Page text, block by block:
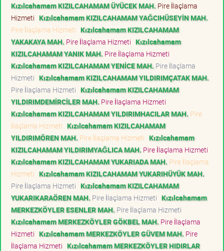
Kızılcahamam KIZILCAHAMAM ÜYÜCEK MAH. Pire İlaçlama
Hizmeti Kızılcahamam KIZILCAHAMAM YAĞCIHÜSEYİN MAH.
Pire İlaçlama Hizmeti Kızılcahamam KIZILCAHAMAM
YAKAKAYA MAH. Pire İlaçlama Hizmeti Kızılcahamam
KIZILCAHAMAM YANIK MAH. Pire İlaçlama Hizmeti
Kızılcahamam KIZILCAHAMAM YENİCE MAH. Pire İlaçlama
Hizmeti Kızılcahamam KIZILCAHAMAM YILDIRIMÇATAK MAH.
Pire İlaçlama Hizmeti Kızılcahamam KIZILCAHAMAM
YILDIRIMDEMİRCİLER MAH. Pire İlaçlama Hizmeti
Kızılcahamam KIZILCAHAMAM YILDIRIMHACILAR MAH. Pire
İlaçlama Hizmeti Kızılcahamam KIZILCAHAMAM
YILDIRIMÖREN MAH. Pire İlaçlama Hizmeti Kızılcahamam
KIZILCAHAMAM YILDIRIMYAĞLICA MAH. Pire İlaçlama Hizmeti
Kızılcahamam KIZILCAHAMAM YUKARIADA MAH. Pire İlaçlama
Hizmeti Kızılcahamam KIZILCAHAMAM YUKARIHÜYÜK MAH.
Pire İlaçlama Hizmeti Kızılcahamam KIZILCAHAMAM
YUKARIKARAÖREN MAH. Pire İlaçlama Hizmeti Kızılcahamam
MERKEZKÖYLER ESENLER MAH. Pire İlaçlama Hizmeti
Kızılcahamam MERKEZKÖYLER GÖKBEL MAH. Pire İlaçlama
Hizmeti Kızılcahamam MERKEZKÖYLER GÜVEM MAH. Pire
İlaçlama Hizmeti Kızılcahamam MERKEZKÖYLER HIDIRLAR